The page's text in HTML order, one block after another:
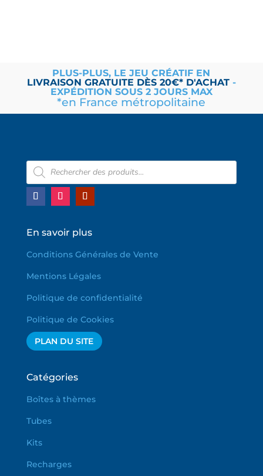
PLUS-PLUS, LE JEU CRÉATIF EN
LIVRAISON GRATUITE DÈS 20€* D'ACHAT -
EXPÉDITION SOUS 2 JOURS MAX
*en France métropolitaine
Recherche
de
produits
En savoir plus
Conditions Générales de Vente
Mentions Légales
Politique de confidentialité
Politique de Cookies
PLAN DU SITE
Catégories
Boîtes à thèmes
Tubes
Kits
Recharges